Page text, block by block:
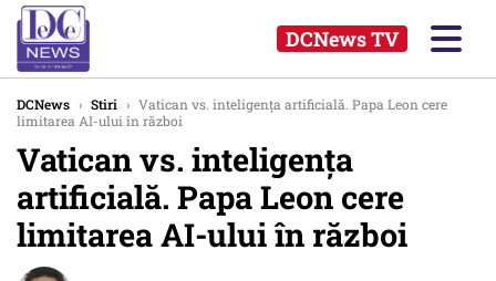
DCNews TV
DCNews › Stiri › Vatican vs. inteligența artificială. Papa Leon cere
limitarea AI-ului în război
Vatican vs. inteligența
artificială. Papa Leon cere
limitarea AI-ului în război